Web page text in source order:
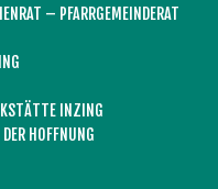
– PFARRGEMEINDERAT
INZING
HOFFNUNG